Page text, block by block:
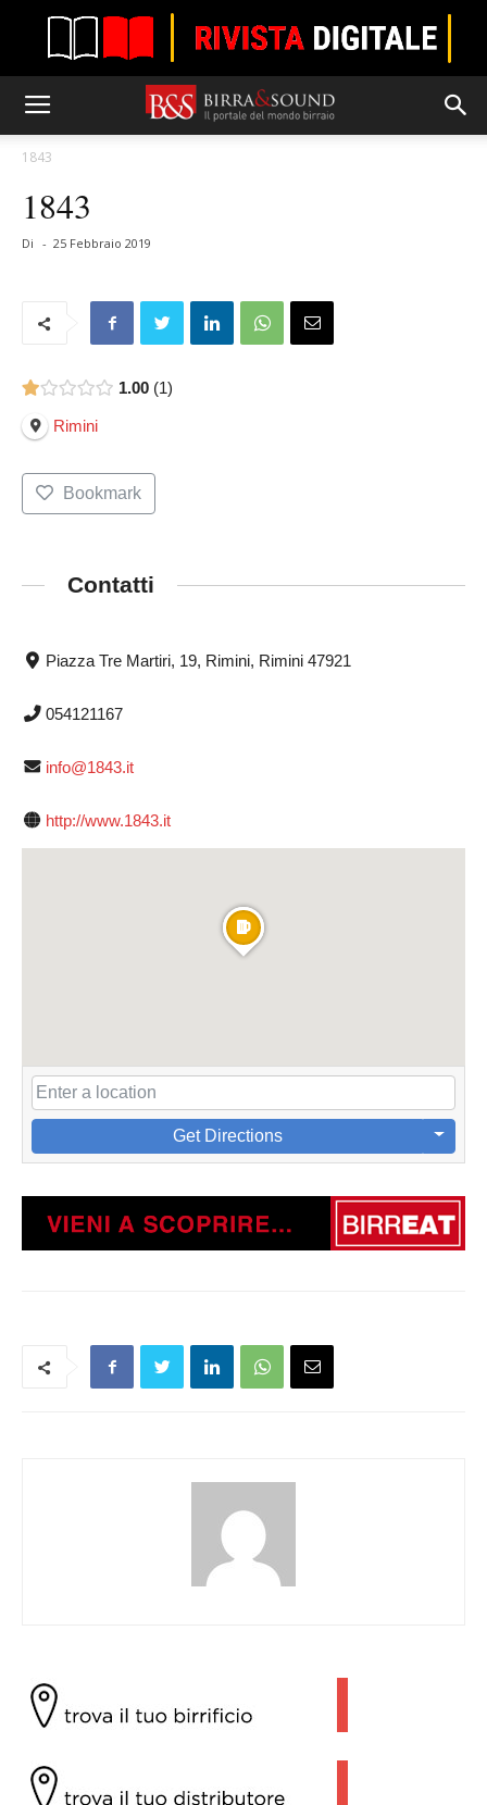
1843
1843
Di - 25 Febbraio 2019
1.00 1
Rimini
Bookmark
Contatti
Piazza Tre Martiri, 19, Rimini, Rimini 47921
054121167
info@1843.it
http://www.1843.it
Get Directions